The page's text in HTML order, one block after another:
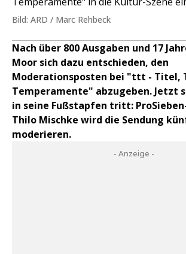
Bild: ARD / Marc Rehbeck
Nach über 800 Ausgaben und 17
Moor sich dazu entschieden, den
Moderationsposten bei "ttt - Titel,
Temperamente" abzugeben. Jetzt
in seine Fußstapfen tritt:
Thilo Mischke wird die Sendung
moderieren.
- Anzeige -